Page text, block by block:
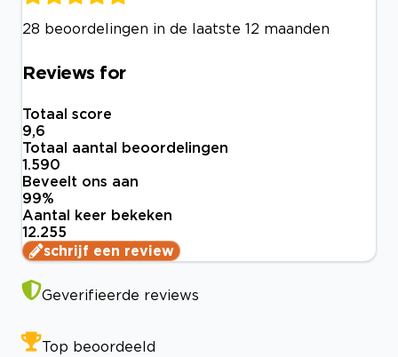
28 beoordelingen in de laatste 12 maanden
Reviews for
Totaal score
9,6
Totaal aantal beoordelingen
1.590
Beveelt ons aan
99%
Aantal keer bekeken
12.255
schrijf een review
Geverifieerde reviews
Top beoordeeld